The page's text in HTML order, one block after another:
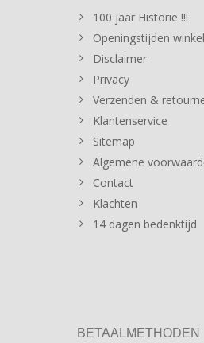
100 jaar Historie !!!
Openingstijden winkel
Disclaimer
Privacy
Verzenden &
Klantenservice
Sitemap
Algemene
Contact
Klachten
14 dagen bedenktijd
BETAALMETHODEN